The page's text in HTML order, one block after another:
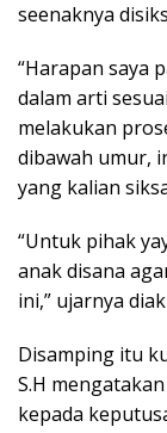
seenaknya
“Harapan saya
dalam arti
melakukan
dibawah umur,
yang kalian
“Untuk pihak
anak disana
ini,” ujarnya
Disamping itu
S.H
kepada